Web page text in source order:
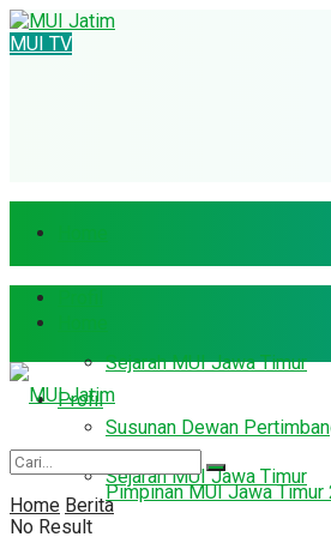
MUI TV
Sejarah MUI Jawa Timur
Susunan Dewan
Pimpinan MUI Jawa
Profil
Sejarah MUI Jawa Timur
No Result
Home Berita